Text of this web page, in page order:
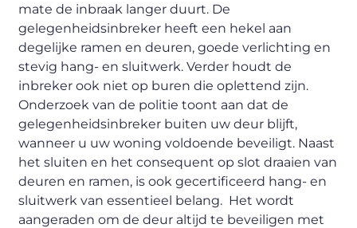
mate de inbraak langer duurt. De
gelegenheidsinbreker heeft een hekel aan
degelijke ramen en deuren, goede verlichting en
stevig hang- en sluitwerk. Verder houdt de
inbreker ook niet op buren die oplettend zijn.
Onderzoek van de politie toont aan dat de
gelegenheidsinbreker buiten uw deur blijft,
wanneer u uw woning voldoende beveiligt. Naast
het sluiten en het consequent op slot draaien van
deuren en ramen, is ook gecertificeerd hang- en
sluitwerk van essentieel belang. Het wordt
aangeraden om de deur altijd te beveiligen met